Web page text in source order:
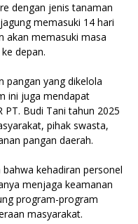
dengan jenis tanaman
memasuki 14 hari
akan memasuki masa
depan.
pangan yang dikelola
ini juga mendapat
PT. Budi Tani tahun 2025
pihak swasta,
pangan daerah.
kehadiran personel
menjaga keamanan
program-program
masyarakat.